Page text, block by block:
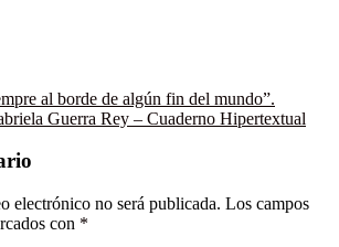
al borde de algún fin del mundo”.
Guerra Rey – Cuaderno Hipertextual
electrónico no será publicada. Los campos
con *